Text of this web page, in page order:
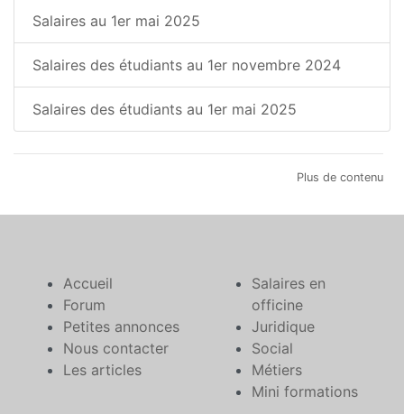
Salaires au 1er mai 2025
Salaires des étudiants au 1er novembre 2024
Salaires des étudiants au 1er mai 2025
Plus de contenu
Accueil
Forum
Petites annonces
Nous contacter
Les articles
Salaires en
officine
Juridique
Social
Métiers
Mini formations